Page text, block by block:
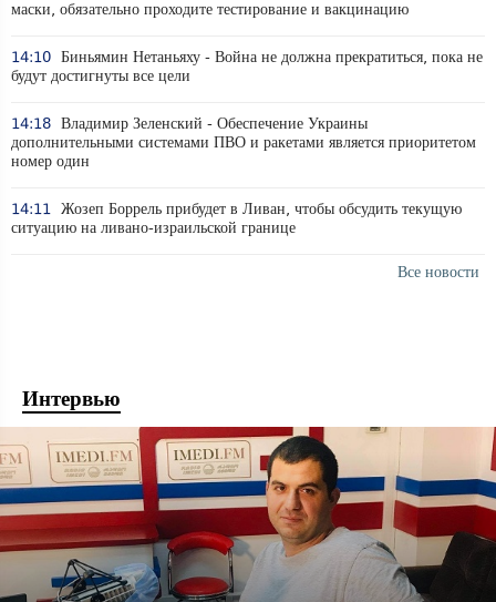
маски, обязательно проходите тестирование и вакцинацию
14:10 Биньямин Нетаньяху - Война не должна прекратиться, пока не
будут достигнуты все цели
14:18 Владимир Зеленский - Обеспечение Украины
дополнительными системами ПВО и ракетами является приоритетом
номер один
14:11 Жозеп Боррель прибудет в Ливан, чтобы обсудить текущую
ситуацию на ливано-израильской границе
Все новости
Интервью